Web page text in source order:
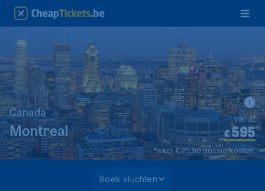
Canada
Montreal €595*
vanaf
*excl. € 25,90 dossierkosten.
Boek vluchten